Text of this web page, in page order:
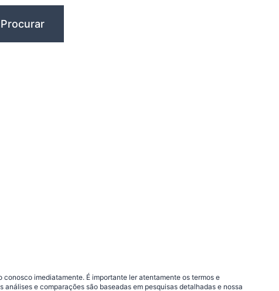
imediatamente. É importante ler atentamente os termos e
e comparações são baseadas em pesquisas detalhadas e nossa